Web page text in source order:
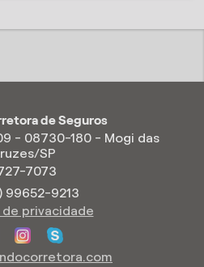
de Seguros
- 08730-180 - Mogi das
SP
7073
99652-9213
privacidade